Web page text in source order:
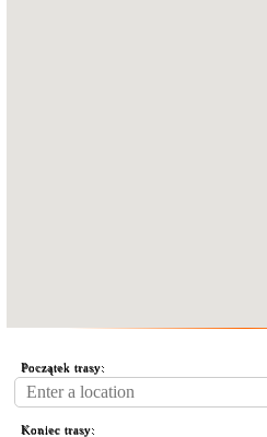
Początek trasy:
Koniec trasy: